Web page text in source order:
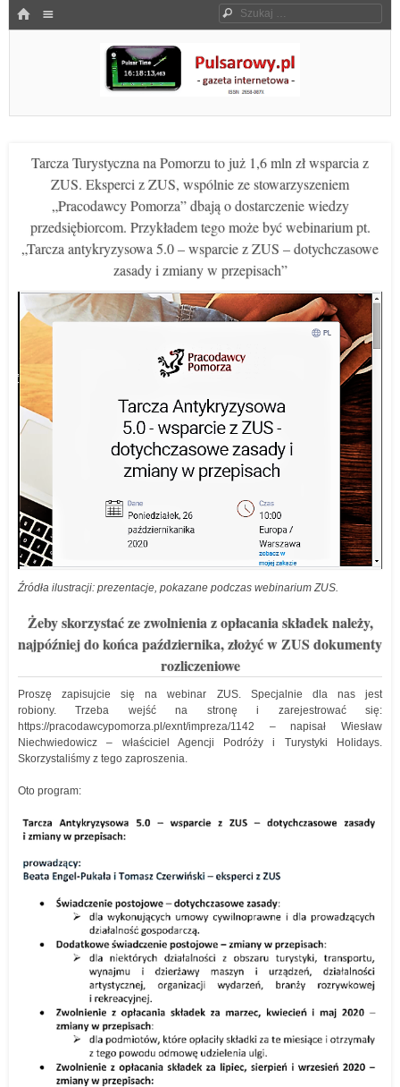
HOME Szukaj
Pulsarowy.pl
Tarcza Turystyczna na Pomorzu to już 1,6 mln zł wsparcia z
ZUS. Eksperci z ZUS, wspólnie ze stowarzyszeniem
„Pracodawcy Pomorza” dbają o dostarczenie wiedzy
przedsiębiorcom. Przykładem tego może być webinarium pt.
„Tarcza antykryzysowa 5.0 – wsparcie z ZUS – dotychczasowe
zasady i zmiany w przepisach”
Źródła ilustracji: prezentacje, pokazane podczas webinarium ZUS.
Żeby skorzystać ze zwolnienia z opłacania składek należy,
najpóźniej do końca października, złożyć w ZUS dokumenty
rozliczeniowe
Proszę zapisujcie się na webinar ZUS. Specjalnie dla nas jest
robiony. Trzeba wejść na stronę i zarejestrować się:
https://pracodawcypomorza.pl/exnt/impreza/1142 – napisał Wiesław
Niechwiedowicz – właściciel Agencji Podróży i Turystyki Holidays.
Skorzystaliśmy z tego zaproszenia.
Oto program: